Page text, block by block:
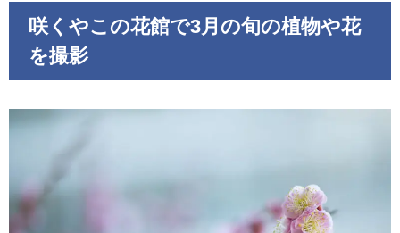
咲くやこの花館で3月の旬の植物や花
を撮影